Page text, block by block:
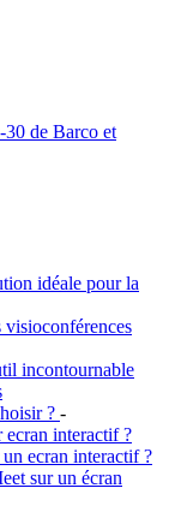
de Barco et
idéale pour la
incontournable
? -
ecran interactif ?
ecran interactif ?
sur un écran